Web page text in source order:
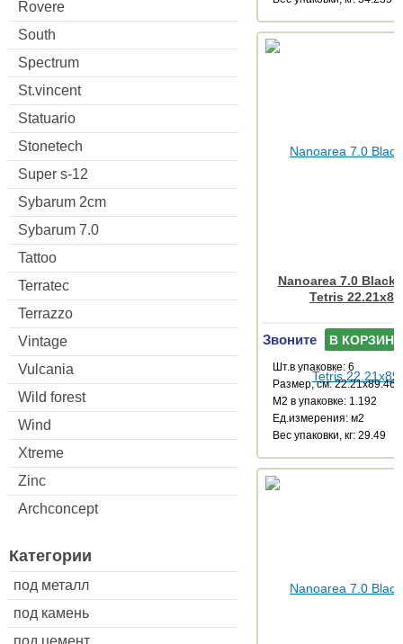
Rovere
South
Spectrum
St.vincent
Statuario
Stonetech
Super s-12
Sybarum 2cm
Sybarum 7.0
Tattoo
Terratec
Terrazzo
Vintage
Vulcania
Wild forest
Wind
Xtreme
Zinc
Archconcept
Категории
под металл
под камень
под цемент
Nanoarea 7.0 Black
Tetris
Звоните В КОРЗИНУ
Шт.в упаковке: 6
Размер, см: 22.21x89.46
М2 в упаковке: 1.192
Ед.измерения: м2
Веc упаковки, кг: 29.49